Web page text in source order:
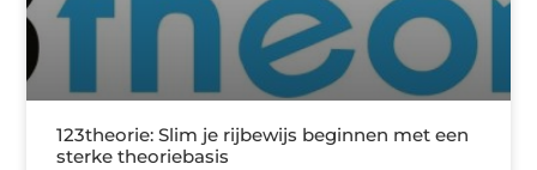
123theorie: Slim je rijbewijs beginnen met een
sterke theoriebasis